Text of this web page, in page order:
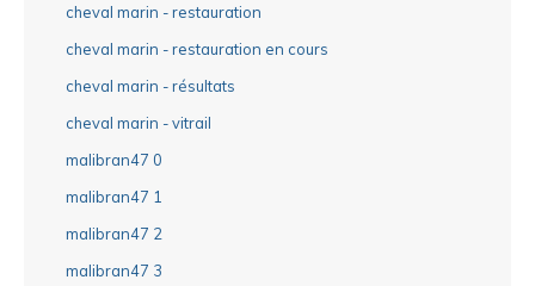
cheval marin - restauration
cheval marin - restauration en cours
cheval marin - résultats
cheval marin - vitrail
malibran47 0
malibran47 1
malibran47 2
malibran47 3